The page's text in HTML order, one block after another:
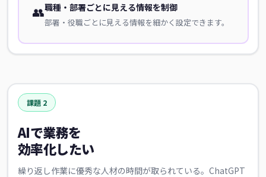
👥職種・部署ごとに見える情報を制御
部署・役職ごとに見える情報を細かく設定できます。
課題 2
AIで業務を
効率化したい
繰り返し作業に優秀な人材の時間が取られている。ChatGPT